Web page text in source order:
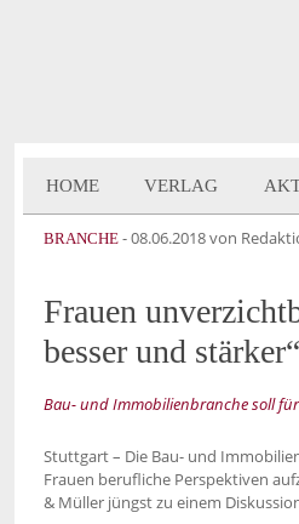
HOME VERLAG
BRANCHE -08.06.2018von
Frauen
besser und stärker“
Bau- und Immobilienbranche soll
Stuttgart – Die Bau- und
Frauen berufliche Perspektiven
& Müller jüngst zu einem